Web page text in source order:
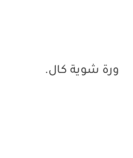
ورة شوية كال.